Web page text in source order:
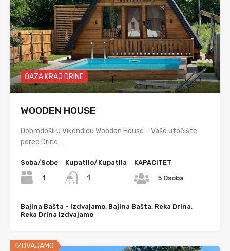
OAZA KRAJ DRINE
WOODEN HOUSE
Dobrodošli u Vikendicu Wooden House – Vaše utočište
pored Drine…
Soba/Sobe
1
Kupatilo/Kupatila
1
KAPACITET
5 Osoba
Bajina Bašta - izdvajamo, Bajina Bašta, Reka Drina,
Reka Drina Izdvajamo
IZDVAJAMO